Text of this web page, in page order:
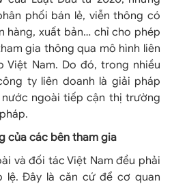
phối bán lẻ, viễn thông có
hàng, xuất bản… chỉ cho phép
gia thông qua mô hình liên
Việt Nam. Do đó, trong nhiều
ty liên doanh là giải pháp
ngoài tiếp cận thị trường
của các bên tham gia
và đối tác Việt Nam đều phải
lệ. Đây là căn cứ để cơ quan